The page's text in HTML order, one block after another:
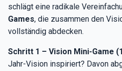
schlägt eine radikale
Games, die zusammen den
vollständig abdecken.
Schritt 1 – Vision Mini-Game
Jahr-Vision inspiriert? Davon